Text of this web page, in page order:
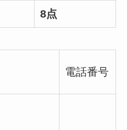
8点
電話番号